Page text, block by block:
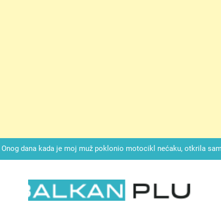
svojim potpisom ukrao
SIROMAŠNI DJEČAK VRATIO JE TENISICE MOGA SINA — ALI
SAM ČAŠU: BIO JE SIN ŽENE ZA KOJU SU
nije znala da je ispod zavoja ostao gumb koji je snimao svaku
Drži jezik za zubima, i gledaj kako se problemi smanjuju –